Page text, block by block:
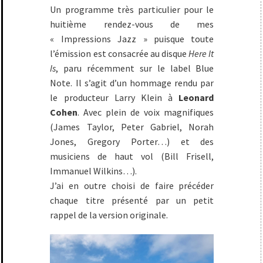
Un programme très particulier pour le
huitième rendez-vous de mes
« Impressions Jazz » puisque toute
l’émission est consacrée au disqueHere It
Is, paru récemment sur le label Blue
Note. Il s’agit d’un hommage rendu par
le producteur Larry Klein à Leonard
Cohen. Avec plein de voix magnifiques
(James Taylor, Peter Gabriel, Norah
Jones, Gregory Porter…) et des
musiciens de haut vol (Bill Frisell,
Immanuel Wilkins…).
J’ai en outre choisi de faire précéder
chaque titre présenté par un petit
rappel de la version originale.